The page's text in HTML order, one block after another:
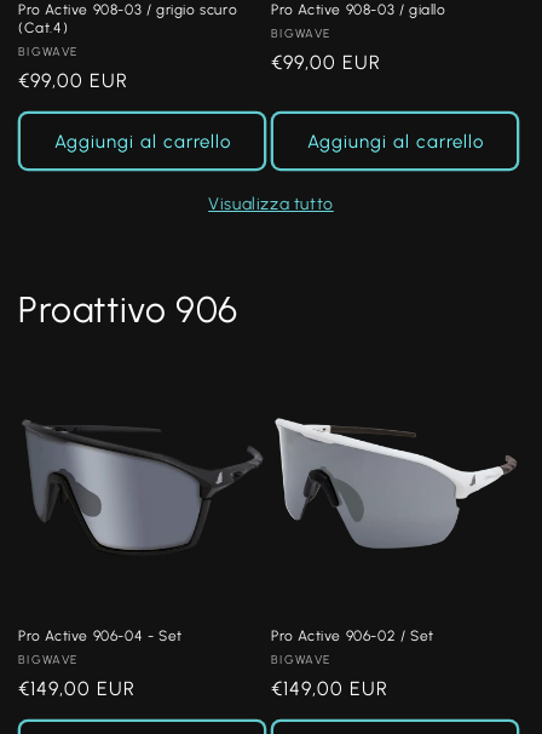
Pro Active 908-03 / grigio scuro
(Cat.4)
Produttore:
BIGWAVE
Prezzo
di
listino
€99,00 EUR
Aggiungi al carrello
Pro Active 908-03 / giallo
Produttore:
BIGWAVE
Prezzo
listino
€99,00 EUR
Aggiungi al carrello
Visualizza tutto
Proattivo 906
Pro Active 906-04 - Set
Produttore:
BIGWAVE
Prezzo
di
€149,00 EUR
Pro Active 906-02 / Set
Produttore:
BIGWAVE
Prezzo
di
€149,00 EUR